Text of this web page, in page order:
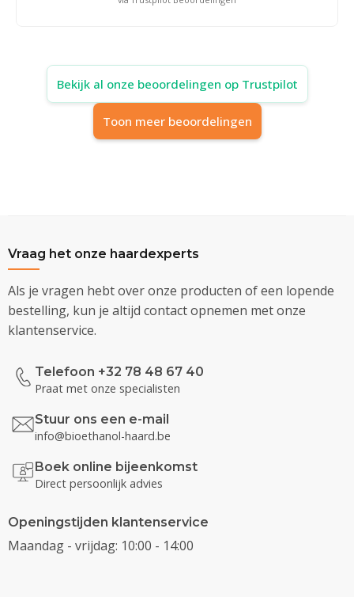
Bekijk al onze beoordelingen op Trustpilot
Toon meer beoordelingen
Vraag het onze haardexperts
Als je vragen hebt over onze producten of een lopende
bestelling, kun je altijd contact opnemen met onze
klantenservice.
Telefoon +32 78 48 67 40
Praat met onze specialisten
Stuur ons een e-mail
info@bioethanol-haard.be
Boek online bijeenkomst
Direct persoonlijk advies
Openingstijden klantenservice
Maandag - vrijdag: 10:00 - 14:00